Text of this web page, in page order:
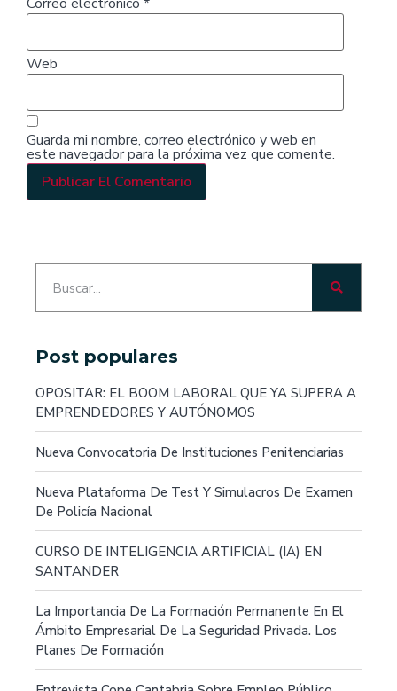
Correo electrónico *
Web
Guarda mi nombre, correo electrónico y web en
este navegador para la próxima vez que comente.
Post populares
OPOSITAR: EL BOOM LABORAL QUE YA SUPERA A
EMPRENDEDORES Y AUTÓNOMOS
Nueva Convocatoria De Instituciones Penitenciarias
Nueva Plataforma De Test Y Simulacros De Examen
De Policía Nacional
CURSO DE INTELIGENCIA ARTIFICIAL (IA) EN
SANTANDER
La Importancia De La Formación Permanente En El
Ámbito Empresarial De La Seguridad Privada. Los
Planes De Formación